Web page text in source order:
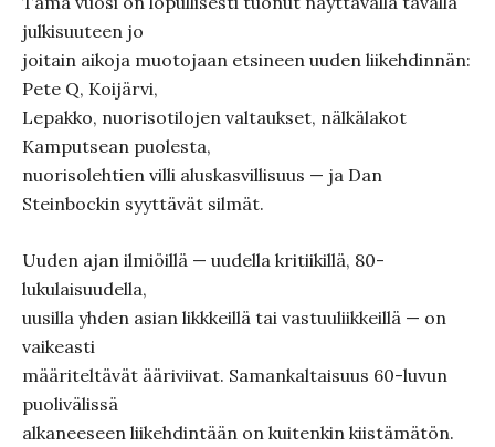
julkisuuteen jo
joitain aikoja muotojaan etsineen uuden liikehdinnän:
Pete Q, Koijärvi,
Lepakko, nuorisotilojen valtaukset, nälkälakot
Kamputsean puolesta,
nuorisolehtien villi aluskasvillisuus — ja Dan
Steinbockin syyttävät silmät.
Uuden ajan ilmiöillä — uudella kritiikillä, 80-
lukulaisuudella,
uusilla yhden asian likkkeillä tai vastuuliikkeillä — on
vaikeasti
määriteltävät ääriviivat. Samankaltaisuus 60-luvun
puolivälissä
alkaneeseen liikehdintään on kuitenkin kiistämätön.